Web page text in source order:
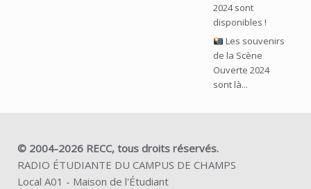
2024 sont
disponibles !
Les souvenirs
de la Scène
Ouverte 2024
sont là...
© 2004-2026 RECC, tous droits réservés.
RADIO ÉTUDIANTE DU CAMPUS DE CHAMPS
Local A01 - Maison de l'Étudiant